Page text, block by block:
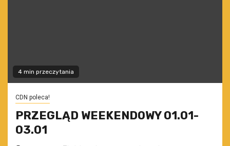
4 min przeczytania
CDN poleca!
PRZEGLĄD WEEKENDOWY 01.01-
03.01